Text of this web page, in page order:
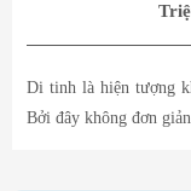
Di tinh là hiện tượng
Bởi đây không đơn